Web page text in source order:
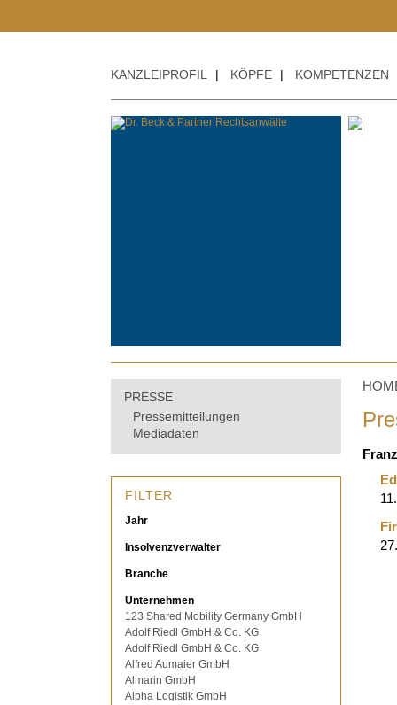
KANZLEIPROFIL | KÖPFE | KOMPETENZEN
PRESSE
Pressemitteilungen
Mediadaten
FILTER
Jahr
Insolvenzverwalter
Branche
Unternehmen
123 Shared Mobility Germany GmbH
Adolf Riedl GmbH & Co. KG
Adolf Riedl GmbH & Co. KG
Alfred Aumaier GmbH
Almarin GmbH
Alpha Logistik GmbH